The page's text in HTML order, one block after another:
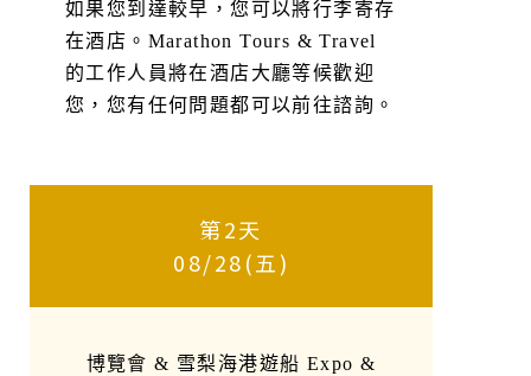
如果您到達較早，您可以將行李寄存
在酒店。Marathon Tours & Travel
的工作人員將在酒店大廳等候歡迎
您，您有任何問題都可以前往諮詢。
第2天
08/28(五)
博覽會 & 雪梨海港遊船 Expo &